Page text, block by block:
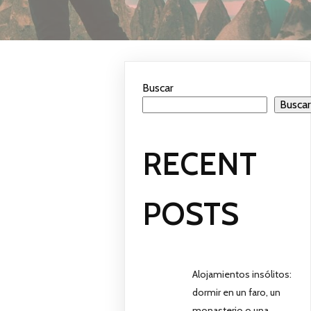
Buscar
Buscar
RECENT
POSTS
Alojamientos insólitos:
dormir en un faro, un